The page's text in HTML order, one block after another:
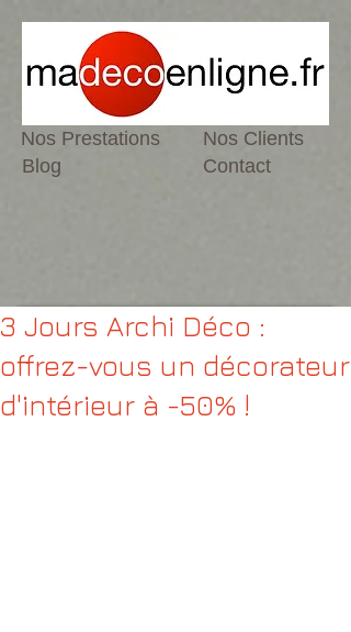
Blog
Nos Prestations
Contact
Nos Clients
3 Jours Archi Déco :
offrez-vous un décorateur
d'intérieur à -50% !